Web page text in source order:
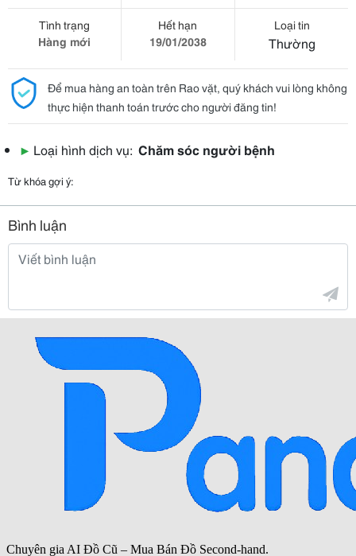
Tình trạng
Hàng mới
Hết hạn
19/01/2038
Loại tin
Thường
Để mua hàng an toàn trên Rao vặt, quý khách vui lòng không
thực hiện thanh toán trước cho người đăng tin!
▶ Loại hình dịch vụ: Chăm sóc người bệnh
Từ khóa gợi ý:
Bình luận